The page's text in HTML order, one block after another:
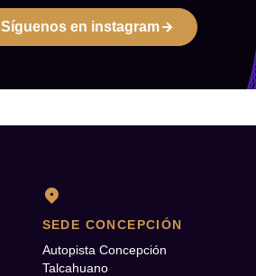
Síguenos en instagram
SEDE CONCEPCIÓN
Autopista Concepción
Talcahuano